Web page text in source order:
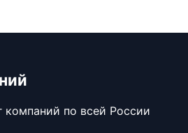
компаний по всей России